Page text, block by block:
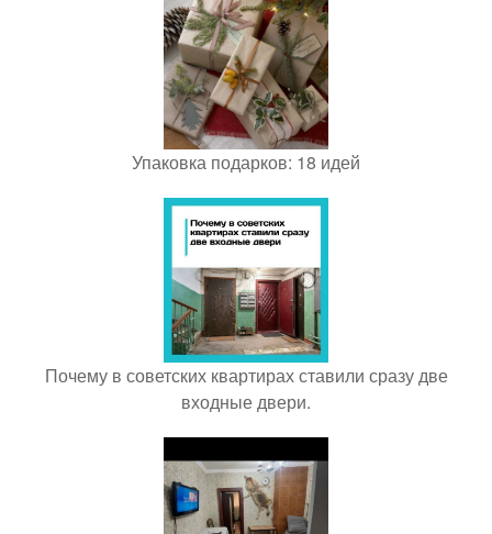
Упаковка подарков: 18 идей
Почему в советских квартирах ставили сразу две
входные двери.